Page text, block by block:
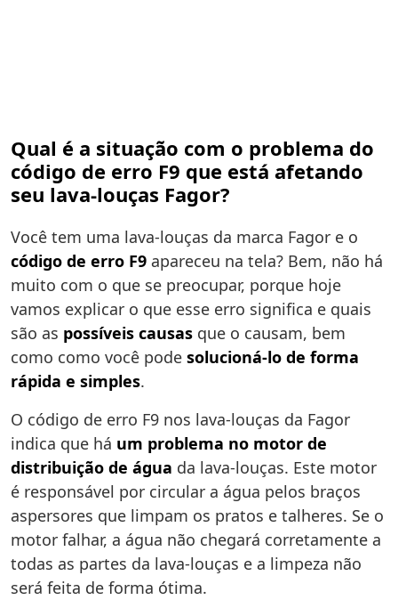
Qual é a situação com o problema do
código de erro F9 que está afetando
seu lava-louças Fagor?
Você tem uma lava-louças da marca Fagor e o
código de erro F9 apareceu na tela? Bem, não há
muito com o que se preocupar, porque hoje
vamos explicar o que esse erro significa e quais
são as possíveis causas que o causam, bem
como como você pode solucioná-lo de forma
rápida e simples.
O código de erro F9 nos lava-louças da Fagor
indica que há um problema no motor de
distribuição de água da lava-louças. Este motor
é responsável por circular a água pelos braços
aspersores que limpam os pratos e talheres. Se o
motor falhar, a água não chegará corretamente a
todas as partes da lava-louças e a limpeza não
será feita de forma ótima.